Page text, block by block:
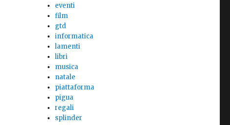
eventi
film
gtd
informatica
lamenti
libri
musica
natale
piattaforma
pigua
regali
splinder